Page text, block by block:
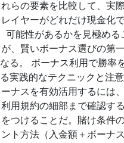
れらの要素を比較して、実
レイヤーがどれだけ現金化
可能性があるかを見極める
が、賢いボーナス選びの第
なる。 ボーナス利用で勝率
る実践的なテクニックと注
ーナスを有効活用するには
利用規約の細部まで確認す
をつけることだ。賭け条件
ント方法（入金額＋ボーナ